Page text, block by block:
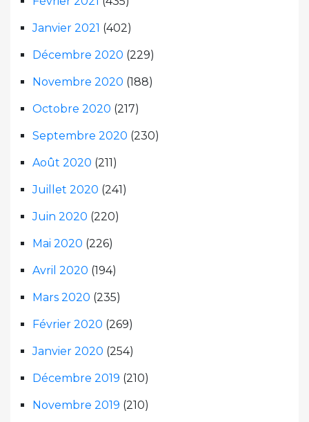
Janvier 2021 (402)
Décembre 2020 (229)
Novembre 2020 (188)
Octobre 2020 (217)
Septembre 2020 (230)
Août 2020 (211)
Juillet 2020 (241)
Juin 2020 (220)
Mai 2020 (226)
Avril 2020 (194)
Mars 2020 (235)
Février 2020 (269)
Janvier 2020 (254)
Décembre 2019 (210)
Novembre 2019 (210)